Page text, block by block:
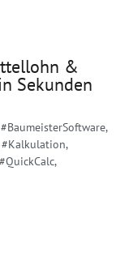
&
Sekunden
#BaumeisterSoftware,
#Kalkulation,
#QuickCalc,